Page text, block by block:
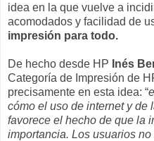
idea en la que vuelve a
acomodados y facilidad de
impresión para todo.
De hecho desde HP Inés
Categoría de Impresión de
precisamente en esta idea: “
cómo el uso de internet y
favorece el hecho de que la
importancia. Los usuarios